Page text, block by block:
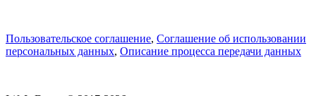
Пользовательское соглашение, Соглашение об использовании
персональных данных, Описание процесса передачи данных